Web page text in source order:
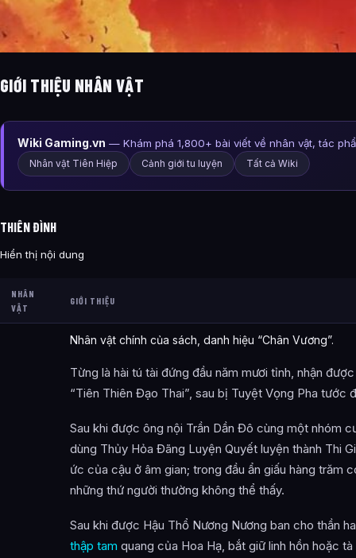
GIỚI THIỆU NHÂN VẬT
Wiki Gaming.vn — Khám phá 1,800+ bài viết về nhân vật, tác
Nhân vật Tiên Hiệp Cảnh giới tu luyện Tất cả Wiki
THIÊN ĐÌNH
Hiển thị nội dung
NHÂN
VẬT
GIỚI THIỆU
Nhân vật chính của sách, danh hiệu “Chân Vương”.
Từng là hài tú tài đứng đầu năm mươi tỉnh, nhận
“Tiên Thiên Đạo Thai”, sau bị Tuyệt Vọng Pha tước
Sau khi được ông nội Trần Dần Đô cùng một nhóm
dùng Thủy Hỏa Đãng Luyện Quyết luyện thành Thi
ức của cậu ở âm gian; trong đầu ẩn giấu hàng trăm
những thứ người thường không thể thấy.
Sau khi được Hậu Thổ Nương Nương ban cho thần
thập tam quang của Hoa Hạ, bắt giữ linh hồn hoặc